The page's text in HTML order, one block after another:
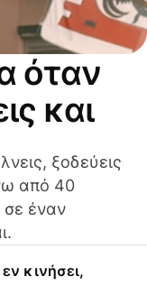
όταν
και
ξοδεύεις
από 40
σε έναν
κινήσει,